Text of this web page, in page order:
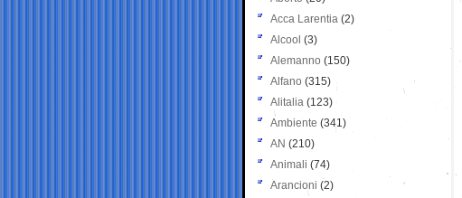
Acca Larentia (2)
Alcool (3)
Alemanno (150)
Alfano (315)
Alitalia (123)
Ambiente (341)
AN (210)
Animali (74)
Arancioni (2)